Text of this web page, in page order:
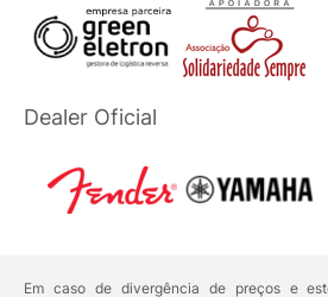
Dealer Oficial
Em caso de divergência de preços e